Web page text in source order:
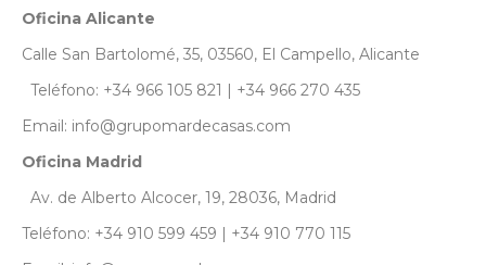
Oficina Alicante
Calle San Bartolomé, 35, 03560, El Campello, Alicante
Teléfono: +34 966 105 821 | +34 966 270 435
Email: info@grupomardecasas.com
Oficina Madrid
Av. de Alberto Alcocer, 19, 28036, Madrid
Teléfono: +34 910 599 459 | +34 910 770 115